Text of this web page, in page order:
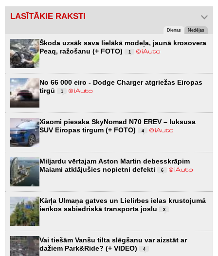
LASĪTĀKIE RAKSTI
Dienas Nedēļas
Škoda uzsāk sava lielākā modeļa, jaunā krosovera
Peaq, ražošanu (+ FOTO)
1
No 66 000 eiro - Dodge Charger atgriežas Eiropas
tirgū
1
Xiaomi piesaka SkyNomad N70 EREV – luksusa
SUV Eiropas tirgum (+ FOTO)
4
Miljardu vērtajam Aston Martin debesskrāpim
Maiami atklājušies nopietni defekti
6
Kārļa Ulmaņa gatves un Lielirbes ielas krustojumā
ierīkos sabiedriskā transporta joslu
3
Vai tiešām Vanšu tilta slēgšanu var aizstāt ar
dažiem Park&Ride? (+ VIDEO)
4